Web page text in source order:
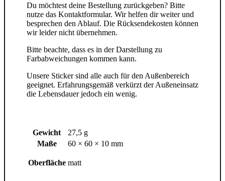
Du möchtest deine Bestellung zurückgeben? Bitte
nutze das Kontaktformular. Wir helfen dir weiter und
besprechen den Ablauf. Die Rücksendekosten können
wir leider nicht übernehmen.
Bitte beachte, dass es in der Darstellung zu
Farbabweichungen kommen kann.
Unsere Sticker sind alle auch für den Außenbereich
geeignet. Erfahrungsgemäß verkürzt der Außeneinsatz
die Lebensdauer jedoch ein wenig.
Gewicht
27,5 g
Maße
60 × 60 × 10 mm
Oberfläche matt